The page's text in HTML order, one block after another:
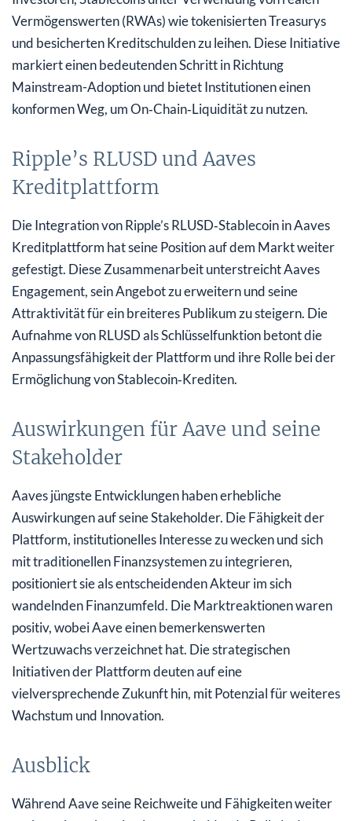
Vermögenswerten (RWAs) wie tokenisierten Treasurys
und besicherten Kreditschulden zu leihen. Diese Initiative
markiert einen bedeutenden Schritt in Richtung
Mainstream-Adoption und bietet Institutionen einen
konformen Weg, um On‑Chain‑Liquidität zu nutzen.
Ripple’s RLUSD und Aaves
Kreditplattform
Die Integration von Ripple’s RLUSD‑Stablecoin in Aaves
Kreditplattform hat seine Position auf dem Markt weiter
gefestigt. Diese Zusammenarbeit unterstreicht Aaves
Engagement, sein Angebot zu erweitern und seine
Attraktivität für ein breiteres Publikum zu steigern. Die
Aufnahme von RLUSD als Schlüsselfunktion betont die
Anpassungsfähigkeit der Plattform und ihre Rolle bei der
Ermöglichung von Stablecoin‑Krediten.
Auswirkungen für Aave und seine
Stakeholder
Aaves jüngste Entwicklungen haben erhebliche
Auswirkungen auf seine Stakeholder. Die Fähigkeit der
Plattform, institutionelles Interesse zu wecken und sich
mit traditionellen Finanzsystemen zu integrieren,
positioniert sie als entscheidenden Akteur im sich
wandelnden Finanzumfeld. Die Marktreaktionen waren
positiv, wobei Aave einen bemerkenswerten
Wertzuwachs verzeichnet hat. Die strategischen
Initiativen der Plattform deuten auf eine
vielversprechende Zukunft hin, mit Potenzial für weiteres
Wachstum und Innovation.
Ausblick
Während Aave seine Reichweite und Fähigkeiten weiter